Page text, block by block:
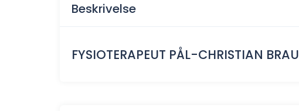
Beskrivelse
FYSIOTERAPEUT PÅL-CHRISTIAN